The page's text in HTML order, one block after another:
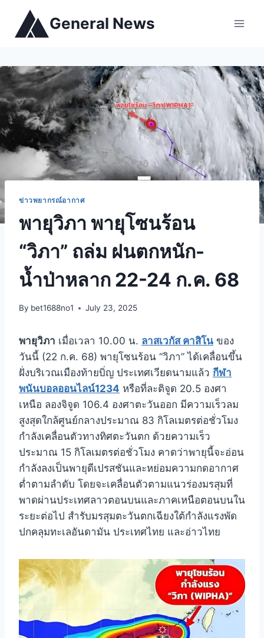
General News
ข่าวพยากรณ์อากาศ
พายุวิภา พายุโซนร้อน
“วิภา” ถล่ม ฝนตกหนัก-
น้ำป่าหลาก 22-24 ก.ค. 68
By bet1688no1 July 23, 2025
พายุวิภา เมื่อเวลา 10.00 น. ลาสเวกัส คาสิโน ของ
วันนี้ (22 ก.ค. 68) พายุโซนร้อน “วิภา” ได้เคลื่อนขึ้น
ฝั่งบริเวณเมืองท้ายบิ่ญ ประเทศเวียดนามแล้ว กีฬา
พนันบอลออนไลน์1234 หรือที่ละติจูด 20.5 องศา
เหนือ ลองจิจูด 106.4 องศาตะวันออก มีความเร็วลม
สูงสุดใกล้ศูนย์กลางประมาณ 83 กิโลเมตรต่อชั่วโมง
กำลังเคลื่อนตัวทางทิศตะวันตก ด้วยความเร็ว
ประมาณ 15 กิโลเมตรต่อชั่วโมง คาดว่าพายุนี้จะอ่อน
กำลังลงเป็นพายุดีเปรสชันและหย่อมความกดอากาศ
ต่ำตามลำดับ โดยจะเคลื่อนตัวตามแนวร่องมรสุมที่
พาดผ่านประเทศลาวตอนบนและภาคเหนือตอนบนใน
ระยะต่อไป สำรับมรสุมตะวันตกเฉียงใต้กำลังแรงพัด
ปกคลุมทะเลอันดามัน ประเทศไทย และอ่าวไทย